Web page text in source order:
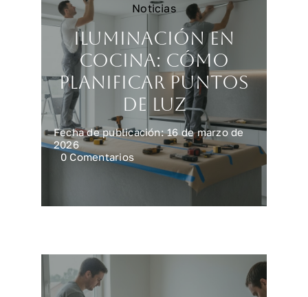
Noticias
Iluminación en
cocina: cómo
planificar puntos
de luz
Fecha de publicación: 16 de marzo de
2026
0 Comentarioson
Iluminación
cómo
luz